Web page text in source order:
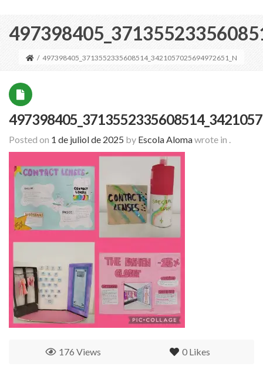
/ 497398405_3713552335608514_3421057025694972651_N
Posted on 1 de juliol de 2025 by Escola Alomawrote in .
0 Likes
176 Views